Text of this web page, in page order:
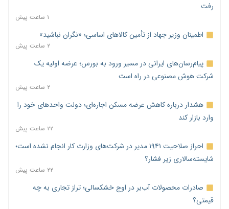
رفت
۱ ساعت پیش
اطمینان وزیر جهاد از تأمین کالاهای اساسی؛ «نگران نباشید»
۲ ساعت پیش
پیام‌رسان‌های ایرانی در مسیر ورود به بورس؛ عرضه اولیه یک
شرکت هوش مصنوعی در راه است
۲ ساعت پیش
هشدار درباره کاهش عرضه مسکن اجاره‌ای؛ دولت واحدهای خود را
وارد بازار کند
۲۲ ساعت پیش
احراز صلاحیت ۱۹۴۱ مدیر در شرکت‌های وزارت کار انجام نشده است؛
شایسته‌سالاری زیر فشار؟
۲۲ ساعت پیش
صادرات محصولات آب‌بر در اوج خشکسالی؛ تراز تجاری به چه
قیمتی؟